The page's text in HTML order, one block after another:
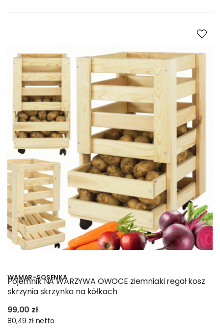
WAMAR-SOSENKA
Pojemnik NA WARZYWA OWOCE ziemniaki regał kosz
skrzynia skrzynka na kółkach
99,00 zł
80,49 zł netto